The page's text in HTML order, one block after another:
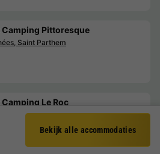
FilterBekijk alle accommodaties
Camping Pittoresque
Saint Parthem
Le Roc
Rocamadour